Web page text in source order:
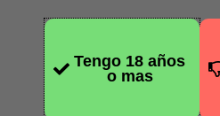
Tengo 18 años
o mas